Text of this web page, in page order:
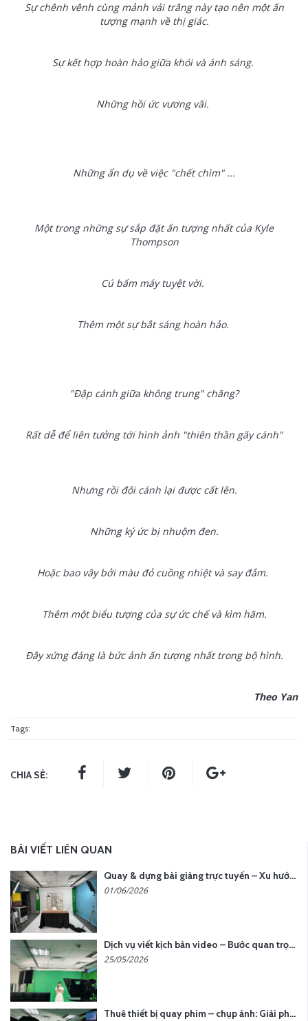
Sự chênh vênh cùng mảnh vải trắng này tạo nên một ấn
tượng mạnh về thị giác.
Sự kết hợp hoàn hảo giữa khói và ánh sáng.
Những hồi ức vương vãi.
Những ẩn dụ về việc "chết chìm" ...
Một trong những sự sắp đặt ấn tượng nhất của Kyle
Thompson
Cú bấm máy tuyệt vời.
Thêm một sự bắt sáng hoàn hảo.
"Đập cánh giữa không trung" chăng?
Rất dễ để liên tưởng tới hình ảnh "thiên thần gãy cánh"
Nhưng rồi đôi cánh lại được cất lên.
Những ký ức bị nhuộm đen.
Hoặc bao vây bởi màu đỏ cuồng nhiệt và say đắm.
Thêm một biểu tượng của sự ức chế và kìm hãm.
Đây xứng đáng là bức ảnh ấn tượng nhất trong bộ hình.
Theo Yan
Tags:
CHIA SẺ:
BÀI VIẾT LIÊN QUAN
Quay & dựng bài giảng trực tuyến – Xu hướng đào tạo thời đại số
01/06/2026
Dịch vụ viết kịch bản video – Bước quan trọng quyết định thành công nội dung
25/05/2026
Thuê thiết bị quay phim – chụp ảnh: Giải pháp tối ưu chi phí cho doanh nghiệp